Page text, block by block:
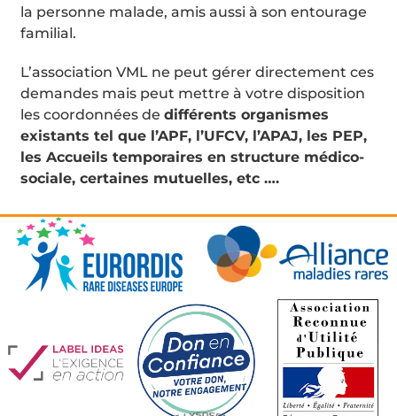
la personne malade, amis aussi à son entourage
familial.
L’association VML ne peut gérer directement ces
demandes mais peut mettre à votre disposition
les coordonnées dedifférents organismes
existants tel que l’APF, l’UFCV, l’APAJ, les PEP,
les Accueils temporaires en structure médico-
sociale, certaines mutuelles, etc ….